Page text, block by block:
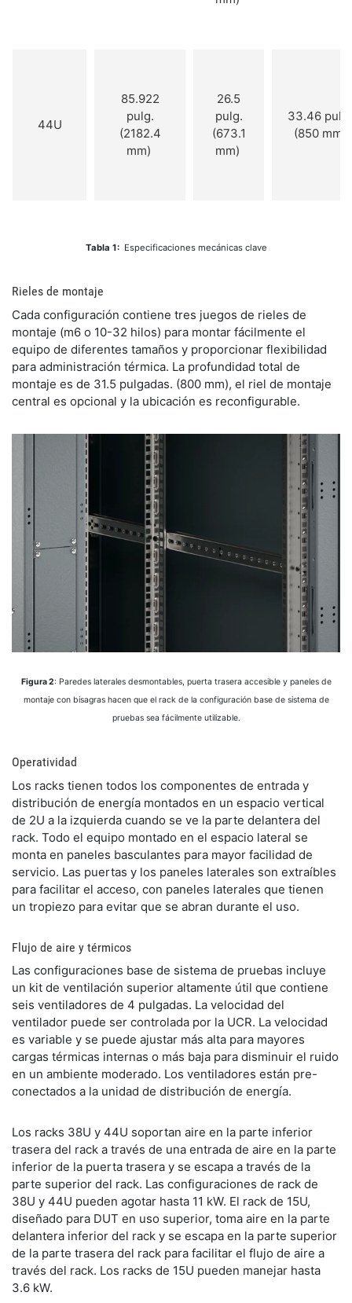
44U
85.922
pulg.
(2182.4
mm)
26.5
pulg.
(673.1
mm)
33.46 pulg.
(850 mm)
Tabla 1: Especificaciones mecánicas clave
Rieles de montaje
​Cada configuración contiene tres juegos de rieles de
montaje (m6 o 10-32 hilos) para montar fácilmente el
equipo de diferentes tamaños y proporcionar flexibilidad
para administración térmica. La profundidad total de
montaje es de 31.5 pulgadas. (800 mm), el riel de montaje
central es opcional y la ubicación es reconfigurable.
Figura 2: Paredes laterales desmontables, puerta trasera accesible y paneles de
montaje con bisagras hacen que el rack de la configuración base de sistema de
pruebas sea fácilmente utilizable.
​Operatividad
​Los racks tienen todos los componentes de entrada y
distribución de energía montados en un espacio vertical
de 2U a la izquierda cuando se ve la parte delantera del
rack. Todo el equipo montado en el espacio lateral se
monta en paneles basculantes para mayor facilidad de
servicio. Las puertas y los paneles laterales son extraíbles
para facilitar el acceso, con paneles laterales que tienen
un tropiezo para evitar que se abran durante el uso.
​Flujo de aire y térmicos
​Las configuraciones base de sistema de pruebas incluye
un kit de ventilación superior altamente útil que contiene
seis ventiladores de 4 pulgadas. La velocidad del
ventilador puede ser controlada por la UCR. La velocidad
es variable y se puede ajustar más alta para mayores
cargas térmicas internas o más baja para disminuir el ruido
en un ambiente moderado. Los ventiladores están pre-
conectados a la unidad de distribución de energía.
Los racks 38U y 44U soportan aire en la parte inferior
trasera del rack a través de una entrada de aire en la parte
inferior de la puerta trasera y se escapa a través de la
parte superior del rack. Las configuraciones de rack de
38U y 44U pueden agotar hasta 11 kW. El rack de 15U,
diseñado para DUT en uso superior, toma aire en la parte
delantera inferior del rack y se escapa en la parte superior
de la parte trasera del rack para facilitar el flujo de aire a
través del rack. Los racks de 15U pueden manejar hasta
3.6 kW.